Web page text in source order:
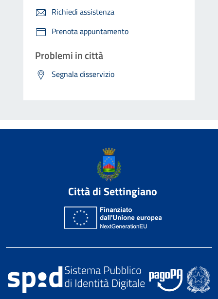
Richiedi assistenza
Prenota appuntamento
Problemi in città
Segnala disservizio
Città di Settingiano